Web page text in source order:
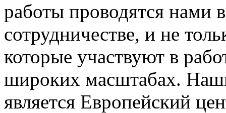
работы проводятся нами
сотрудничестве, и не
которые участвуют в
широких масштабах.
является Европейский